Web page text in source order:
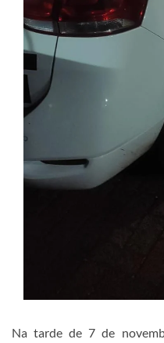
Na tarde de 7 de